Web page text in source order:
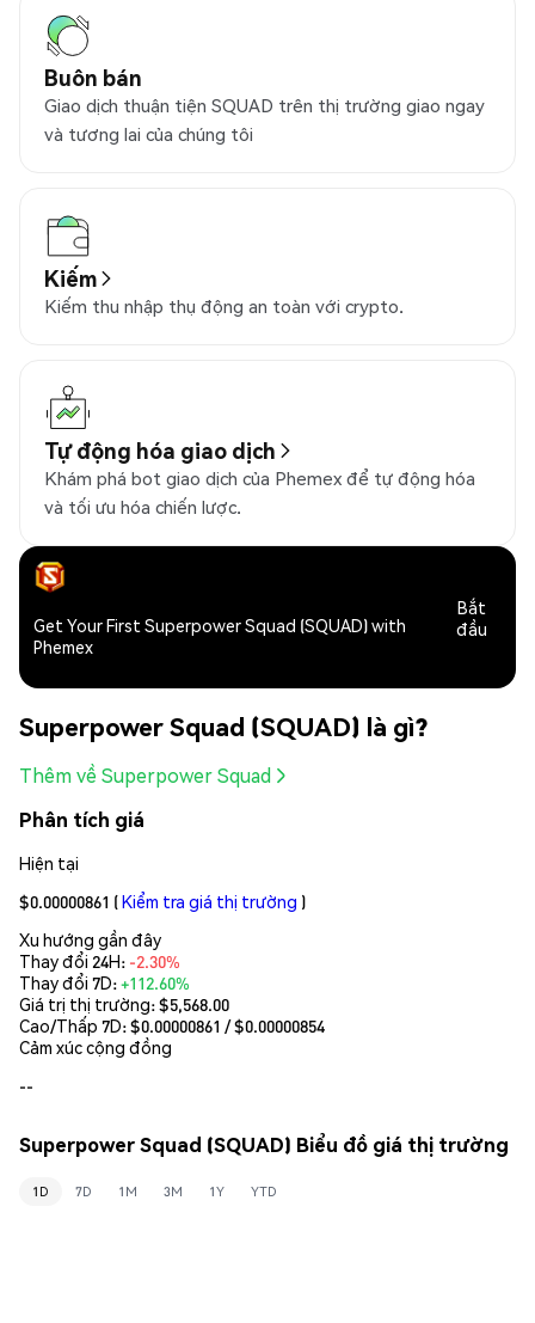
Buôn bán
Giao dịch thuận tiện SQUAD trên thị trường giao ngay
và tương lai của chúng tôi
Kiếm
Kiếm thu nhập thụ động an toàn với crypto.
Tự động hóa giao dịch
Khám phá bot giao dịch của Phemex để tự động hóa
và tối ưu hóa chiến lược.
Get Your First Superpower Squad (SQUAD) with
Phemex
Bắt
đầu
Superpower Squad (SQUAD) là gì?
Thêm về Superpower Squad
Phân tích giá
Hiện tại
$0.00000861 (Kiểm tra giá thị trường )
Xu hướng gần đây
Thay đổi 24H: -2.30%
Thay đổi 7D:+112.60%
Giá trị thị trường:$5,568.00
Cao/Thấp 7D: $0.00000861 / $0.00000854
Cảm xúc cộng đồng
--
Superpower Squad (SQUAD) Biểu đồ giá thị trường
1D 7D 1M 3M 1Y YTD